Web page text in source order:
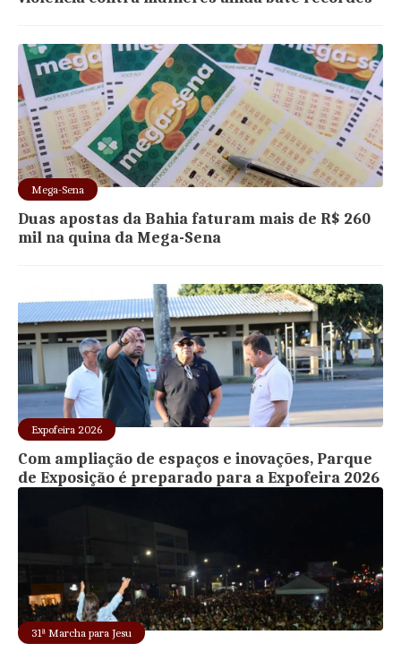
Mega-Sena
Duas apostas da Bahia faturam mais de R$ 260
mil na quina da Mega-Sena
Expofeira 2026
Com ampliação de espaços e inovações, Parque
de Exposição é preparado para a Expofeira 2026
31ª Marcha para Jesu